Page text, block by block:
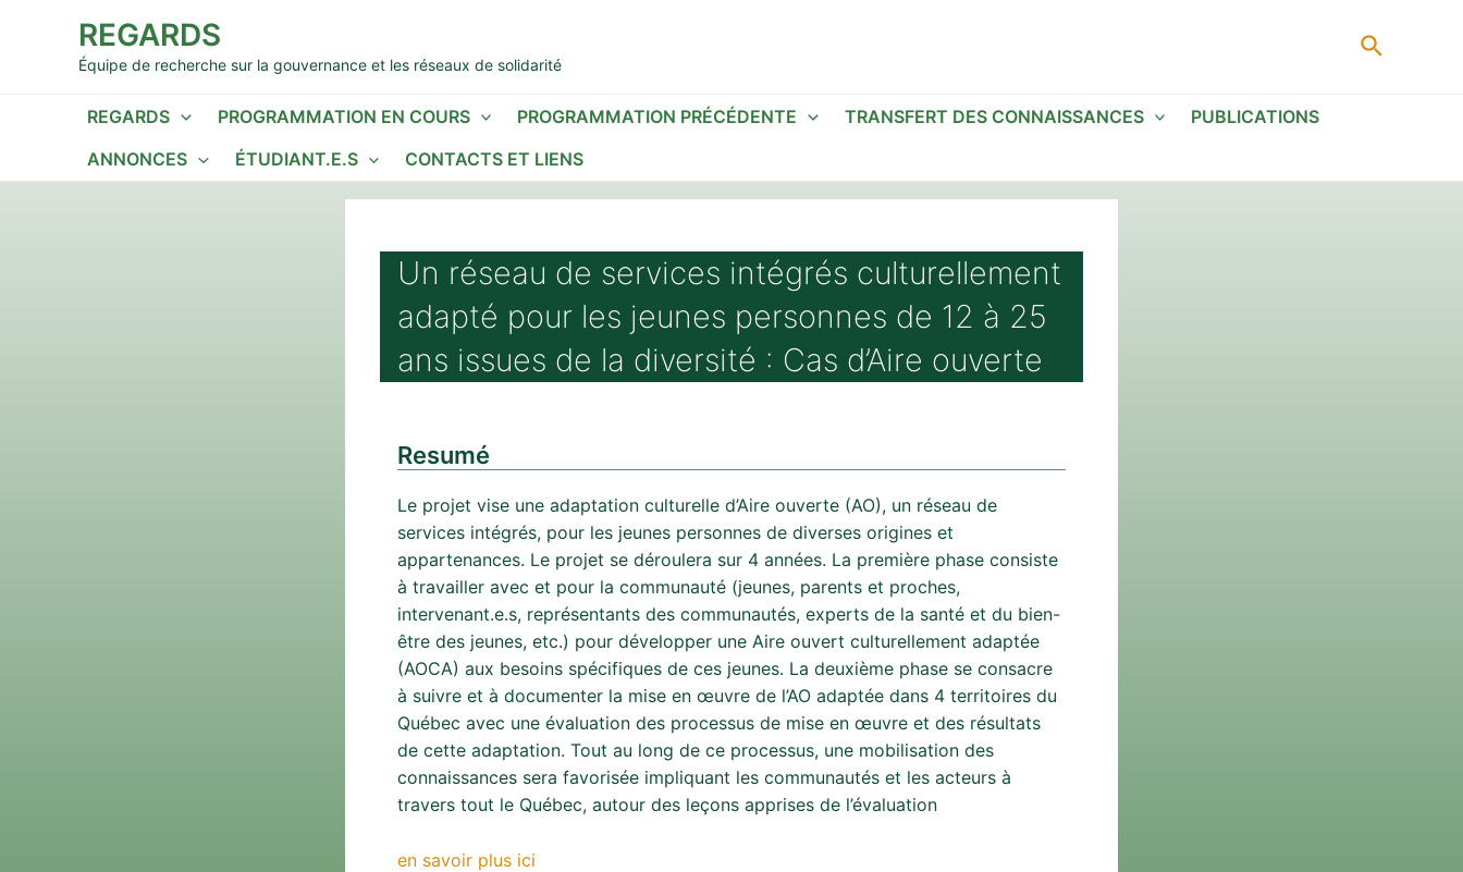
REGARDS
Équipe de recherche sur la gouvernance et les réseaux de solidarité
REGARDS PROGRAMMATION EN COURS PROGRAMMATION PRÉCÉDENTE TRANSFERT DES CONNAISSANCES
PUBLICATIONS
ANNONCES
ÉTUDIANT.E.S CONTACTS ET LIENS
Un réseau de services intégrés culturellement
adapté pour les jeunes personnes de 12 à 25
ans issues de la diversité : Cas d’Aire ouverte
Resumé
Le projet vise une adaptation culturelle d’Aire ouverte (AO), un réseau de
services intégrés, pour les jeunes personnes de diverses origines et
appartenances. Le projet se déroulera sur 4 années. La première phase consiste
à travailler avec et pour la communauté (jeunes, parents et proches,
intervenant.e.s, représentants des communautés, experts de la santé et du bien-
être des jeunes, etc.) pour développer une Aire ouvert culturellement adaptée
(AOCA) aux besoins spécifiques de ces jeunes. La deuxième phase se consacre
à suivre et à documenter la mise en œuvre de l’AO adaptée dans 4 territoires du
Québec avec une évaluation des processus de mise en œuvre et des résultats
de cette adaptation. Tout au long de ce processus, une mobilisation des
connaissances sera favorisée impliquant les communautés et les acteurs à
travers tout le Québec, autour des leçons apprises de l’évaluation
en savoir plus ici